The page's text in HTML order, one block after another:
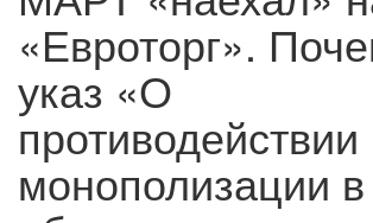
«Евроторг».
указ «О
противодействии
монополизации в